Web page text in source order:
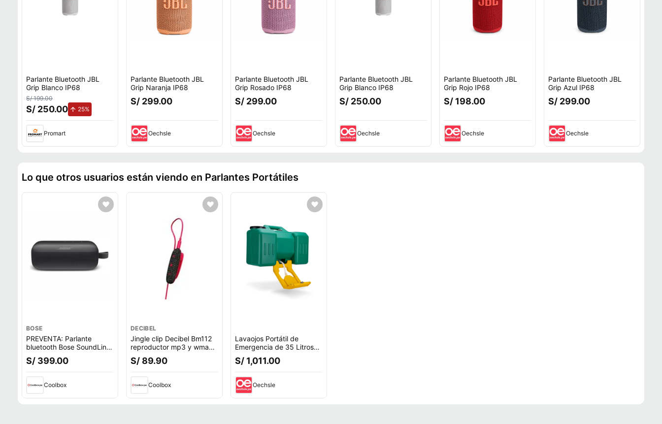
Parlante Bluetooth JBL
Grip Blanco IP68
S/ 199.00
S/ 250.00 25%
Promart
Parlante Bluetooth JBL
Grip Naranja IP68
S/ 299.00
Oechsle
Parlante Bluetooth JBL
Grip Rosado IP68
S/ 299.00
Oechsle
Parlante Bluetooth JBL
Grip Blanco IP68
S/ 250.00
Oechsle
Parlante Bluetooth JBL
Grip Rojo IP68
S/ 198.00
Oechsle
Parlante Bluetooth JBL
Grip Azul IP68
S/ 299.00
Oechsle
Lo que otros usuarios están viendo en Parlantes Portátiles
BOSE
PREVENTA: Parlante
bluetooth Bose SoundLink
Flex 1ra Gen, Bluetooth
5.3, hasta 12h, IP67,
batería recargable,
(reempacado)
S/ 399.00
Coolbox
DECIBEL
Jingle clip Decibel Bm112
reproductor mp3 y wma
8gb rojo
S/ 89.90
Coolbox
Lavaojos Portátil de
Emergencia de 35 Litros
LP-075
S/ 1,011.00
Oechsle